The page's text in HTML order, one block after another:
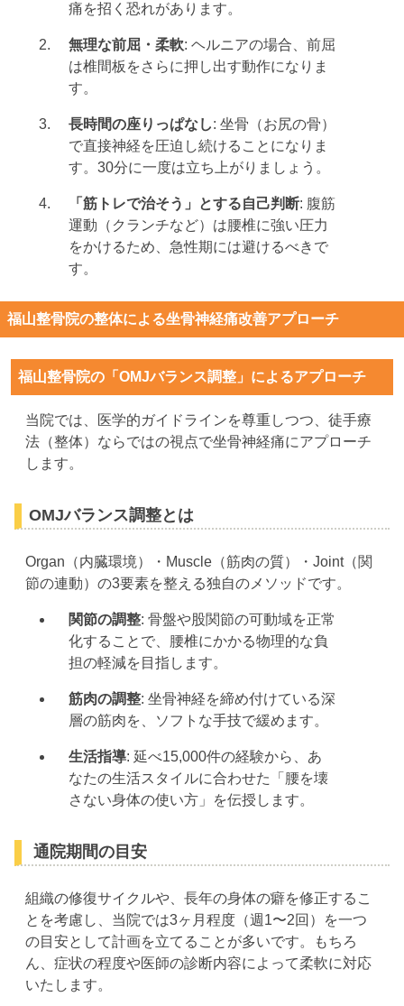
痛を招く恐れがあります。
無理な前屈・柔軟: ヘルニアの場合、前屈
は椎間板をさらに押し出す動作になりま
す。
長時間の座りっぱなし: 坐骨（お尻の骨）
で直接神経を圧迫し続けることになりま
す。30分に一度は立ち上がりましょう。
「筋トレで治そう」とする自己判断: 腹筋
運動（クランチなど）は腰椎に強い圧力
をかけるため、急性期には避けるべきで
す。
福山整骨院の整体による坐骨神経痛改善アプローチ
福山整骨院の「OMJバランス調整」によるアプローチ
当院では、医学的ガイドラインを尊重しつつ、徒手療
法（整体）ならではの視点で坐骨神経痛にアプローチ
します。
OMJバランス調整とは
Organ（内臓環境）・Muscle（筋肉の質）・Joint（関
節の連動）の3要素を整える独自のメソッドです。
関節の調整: 骨盤や股関節の可動域を正常
化することで、腰椎にかかる物理的な負
担の軽減を目指します。
筋肉の調整: 坐骨神経を締め付けている深
層の筋肉を、ソフトな手技で緩めます。
生活指導: 延べ15,000件の経験から、あ
なたの生活スタイルに合わせた「腰を壊
さない身体の使い方」を伝授します。
通院期間の目安
組織の修復サイクルや、長年の身体の癖を修正するこ
とを考慮し、当院では3ヶ月程度（週1〜2回）を一つ
の目安として計画を立てることが多いです。もちろ
ん、症状の程度や医師の診断内容によって柔軟に対応
いたします。